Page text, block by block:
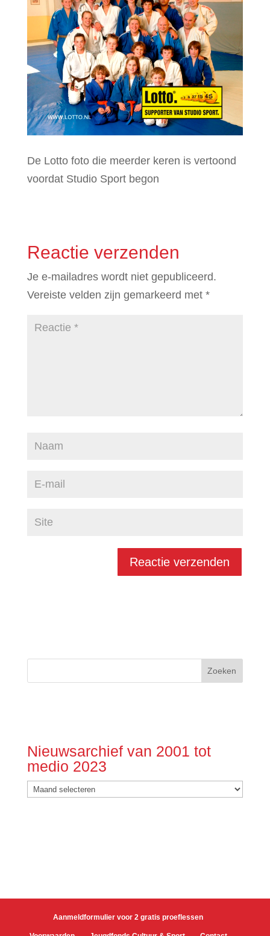
De Lotto foto die meerder keren is vertoond
voordat Studio Sport begon
Reactie verzenden
Je e-mailadres wordt niet gepubliceerd.
Vereiste velden zijn gemarkeerd met *
Nieuwsarchief van 2001 tot
medio 2023
Nieuwsarchief
van
Aanmeldformulier voor 2 gratis proeflessen